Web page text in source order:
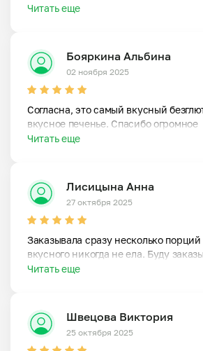
Читать еще
Бояркина Альбина
02 ноября 2025
Согласна, это самый вкусный
вкусное печенье. Спасибо огромное
Читать еще
Лисицына Анна
27 октября 2025
Заказывала сразу несколько
вкусного никогда не ела. Буду
Читать еще
Швецова Виктория
25 октября 2025